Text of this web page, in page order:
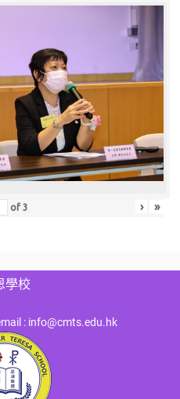
of3 › »
學校
: info@cmts.edu.hk